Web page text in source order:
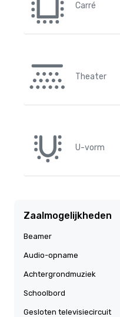
Carré
Theater
U-vorm
Zaalmogelijkheden
Beamer
Audio-opname
Achtergrondmuziek
Schoolbord
Gesloten televisiecircuit